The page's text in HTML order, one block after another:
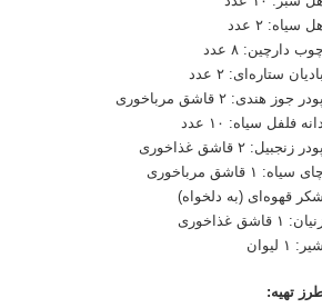
هل سیاه: ۲ عدد
چوب دارچین: ۸ عدد
بادیان ستاره‌ای: ۲ عدد
پودر جوز هندی: ۲ قاشق مرباخوری
دانه فلفل سیاه: ۱۰ عدد
پودر زنجبیل: ۲ قاشق غذاخوری
چای سیاه: ۱ قاشق مرباخوری
شکر قهوه‌ای (به دلخواه)
۱ قاشق غذاخوری
شیر: ۱ لیوان
تهیه: